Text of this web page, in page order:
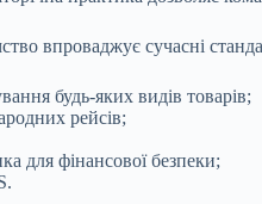
впроваджує сучасні
будь-яких видів товарів;
рейсів;
для фінансової безпеки;